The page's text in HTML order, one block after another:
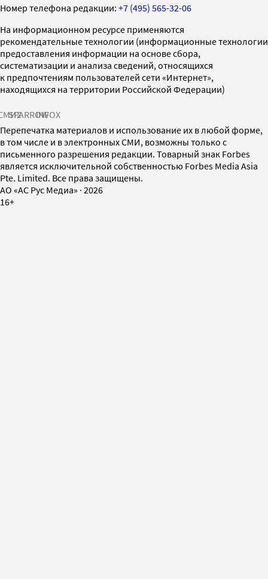
Номер телефона редакции: +7 (495) 565-32-06
На информационном ресурсе применяются
рекомендательные технологии (информационные технологии
предоставления информации на основе сбора,
систематизации и анализа сведений, относящихся
к предпочтениям пользователей сети «Интернет»,
находящихся на территории Российской Федерации)
SPARROWINFOX
Перепечатка материалов и использование их в любой форме,
в том числе и в электронных СМИ, возможны только с
письменного разрешения редакции. Товарный знак Forbes
является исключительной собственностью Forbes Media Asia
Pte. Limited. Все права защищены.
AO «АС Рус Медиа» · 2026
16+